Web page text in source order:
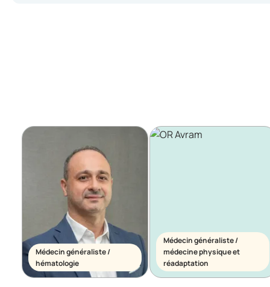
Médecin généraliste /
hématologie
Médecin généraliste /
médecine physique et
réadaptation